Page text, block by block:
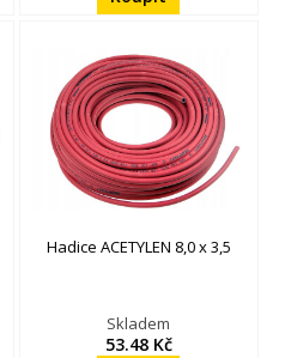
Hadice ACETYLEN 8,0 x 3,5
Skladem
53.48 Kč